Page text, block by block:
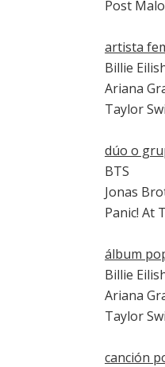
Post
artista
Billie
Ariana
Taylor
dúo o
BTS
Jonas
Panic! At
álbum
Billie
Ariana
Taylor
canción